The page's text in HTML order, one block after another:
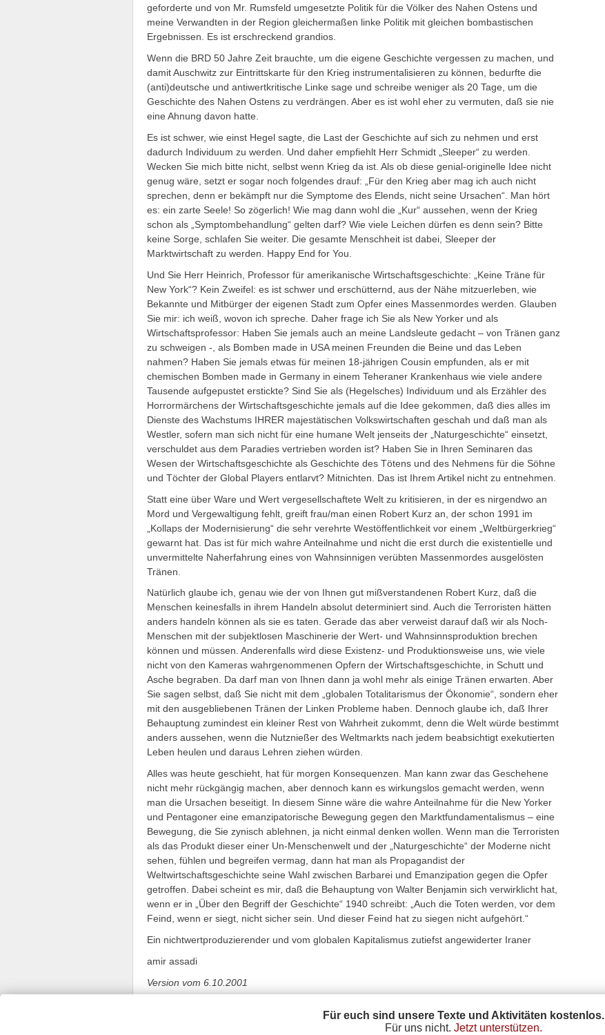
geforderte und von Mr. Rumsfeld umgesetzte Politik für die Völker des Nahen Ostens und
meine Verwandten in der Region gleichermaßen linke Politik mit gleichen bombastischen
Ergebnissen. Es ist erschreckend grandios.
Wenn die BRD 50 Jahre Zeit brauchte, um die eigene Geschichte vergessen zu machen, und
damit Auschwitz zur Eintrittskarte für den Krieg instrumentalisieren zu können, bedurfte die
(anti)deutsche und antiwertkritische Linke sage und schreibe weniger als 20 Tage, um die
Geschichte des Nahen Ostens zu verdrängen. Aber es ist wohl eher zu vermuten, daß sie nie
eine Ahnung davon hatte.
Es ist schwer, wie einst Hegel sagte, die Last der Geschichte auf sich zu nehmen und erst
dadurch Individuum zu werden. Und daher empfiehlt Herr Schmidt „Sleeper“ zu werden.
Wecken Sie mich bitte nicht, selbst wenn Krieg da ist. Als ob diese genial-originelle Idee nicht
genug wäre, setzt er sogar noch folgendes drauf: „Für den Krieg aber mag ich auch nicht
sprechen, denn er bekämpft nur die Symptome des Elends, nicht seine Ursachen“. Man hört
es: ein zarte Seele! So zögerlich! Wie mag dann wohl die „Kur“ aussehen, wenn der Krieg
schon als „Symptombehandlung“ gelten darf? Wie viele Leichen dürfen es denn sein? Bitte
keine Sorge, schlafen Sie weiter. Die gesamte Menschheit ist dabei, Sleeper der
Marktwirtschaft zu werden. Happy End for You.
Und Sie Herr Heinrich, Professor für amerikanische Wirtschaftsgeschichte: „Keine Träne für
New York“? Kein Zweifel: es ist schwer und erschütternd, aus der Nähe mitzuerleben, wie
Bekannte und Mitbürger der eigenen Stadt zum Opfer eines Massenmordes werden. Glauben
Sie mir: ich weiß, wovon ich spreche. Daher frage ich Sie als New Yorker und als
Wirtschaftsprofessor: Haben Sie jemals auch an meine Landsleute gedacht – von Tränen ganz
zu schweigen -, als Bomben made in USA meinen Freunden die Beine und das Leben
nahmen? Haben Sie jemals etwas für meinen 18-jährigen Cousin empfunden, als er mit
chemischen Bomben made in Germany in einem Teheraner Krankenhaus wie viele andere
Tausende aufgepustet erstickte? Sind Sie als (Hegelsches) Individuum und als Erzähler des
Horrormärchens der Wirtschaftsgeschichte jemals auf die Idee gekommen, daß dies alles im
Dienste des Wachstums IHRER majestätischen Volkswirtschaften geschah und daß man als
Westler, sofern man sich nicht für eine humane Welt jenseits der „Naturgeschichte“ einsetzt,
verschuldet aus dem Paradies vertrieben worden ist? Haben Sie in Ihren Seminaren das
Wesen der Wirtschaftsgeschichte als Geschichte des Tötens und des Nehmens für die Söhne
und Töchter der Global Players entlarvt? Mitnichten. Das ist Ihrem Artikel nicht zu entnehmen.
Statt eine über Ware und Wert vergesellschaftete Welt zu kritisieren, in der es nirgendwo an
Mord und Vergewaltigung fehlt, greift frau/man einen Robert Kurz an, der schon 1991 im
„Kollaps der Modernisierung“ die sehr verehrte Westöffentlichkeit vor einem „Weltbürgerkrieg“
gewarnt hat. Das ist für mich wahre Anteilnahme und nicht die erst durch die existentielle und
unvermittelte Naherfahrung eines von Wahnsinnigen verübten Massenmordes ausgelösten
Tränen.
Natürlich glaube ich, genau wie der von Ihnen gut mißverstandenen Robert Kurz, daß die
Menschen keinesfalls in ihrem Handeln absolut determiniert sind. Auch die Terroristen hätten
anders handeln können als sie es taten. Gerade das aber verweist darauf daß wir als Noch-
Menschen mit der subjektlosen Maschinerie der Wert- und Wahnsinnsproduktion brechen
können und müssen. Anderenfalls wird diese Existenz- und Produktionsweise uns, wie viele
nicht von den Kameras wahrgenommenen Opfern der Wirtschaftsgeschichte, in Schutt und
Asche begraben. Da darf man von Ihnen dann ja wohl mehr als einige Tränen erwarten. Aber
Sie sagen selbst, daß Sie nicht mit dem „globalen Totalitarismus der Ökonomie“, sondern eher
mit den ausgebliebenen Tränen der Linken Probleme haben. Dennoch glaube ich, daß Ihrer
Behauptung zumindest ein kleiner Rest von Wahrheit zukommt, denn die Welt würde bestimmt
anders aussehen, wenn die Nutznießer des Weltmarkts nach jedem beabsichtigt exekutierten
Leben heulen und daraus Lehren ziehen würden.
Alles was heute geschieht, hat für morgen Konsequenzen. Man kann zwar das Geschehene
nicht mehr rückgängig machen, aber dennoch kann es wirkungslos gemacht werden, wenn
man die Ursachen beseitigt. In diesem Sinne wäre die wahre Anteilnahme für die New Yorker
und Pentagoner eine emanzipatorische Bewegung gegen den Marktfundamentalismus – eine
Bewegung, die Sie zynisch ablehnen, ja nicht einmal denken wollen. Wenn man die Terroristen
als das Produkt dieser einer Un-Menschenwelt und der „Naturgeschichte“ der Moderne nicht
sehen, fühlen und begreifen vermag, dann hat man als Propagandist der
Weltwirtschaftsgeschichte seine Wahl zwischen Barbarei und Emanzipation gegen die Opfer
getroffen. Dabei scheint es mir, daß die Behauptung von Walter Benjamin sich verwirklicht hat,
wenn er in „Über den Begriff der Geschichte“ 1940 schreibt: „Auch die Toten werden, vor dem
Feind, wenn er siegt, nicht sicher sein. Und dieser Feind hat zu siegen nicht aufgehört.“
Ein nichtwertproduzierender und vom globalen Kapitalismus zutiefst angewiderter Iraner
amir assadi
Version vom 6.10.2001
Für euch sind unsere Texte und Aktivitäten kostenlos.
Für uns nicht. Jetzt unterstützen.